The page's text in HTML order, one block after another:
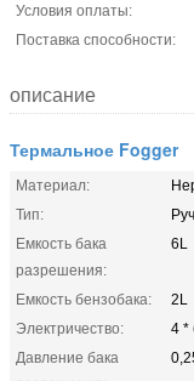
Условия оплаты:
Поставка способности:
описание
Термальное Fogger
Материал:
Тип:
Емкость бака
разрешения:
6L
Емкость бензобака:
2L
Электричество:
4 *
Давление бака